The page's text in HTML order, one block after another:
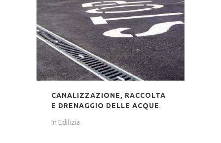
CANALIZZAZIONE, RACCOLTA
E DRENAGGIO DELLE ACQUE
In Edilizia